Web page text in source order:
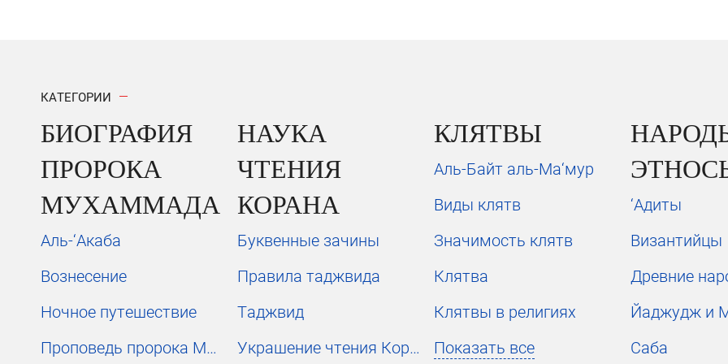
КАТЕГОРИИ
БИОГРАФИЯ
ПРОРОКА
МУХАММАДА
Аль-‘Акаба
Вознесение
Ночное путешествие
Проповедь пророка Мухаммада
НАУКА
ЧТЕНИЯ
КОРАНА
Буквенные зачины
Правила таджвида
Таджвид
Украшение чтения Корана
КЛЯТВЫ
Аль-Байт аль-Ма‘мур
Виды клятв
Значимость клятв
Клятва
Клятвы в религиях
Показать все
‘Адиты
Византийцы
Древние
Йаджудж и
Саба